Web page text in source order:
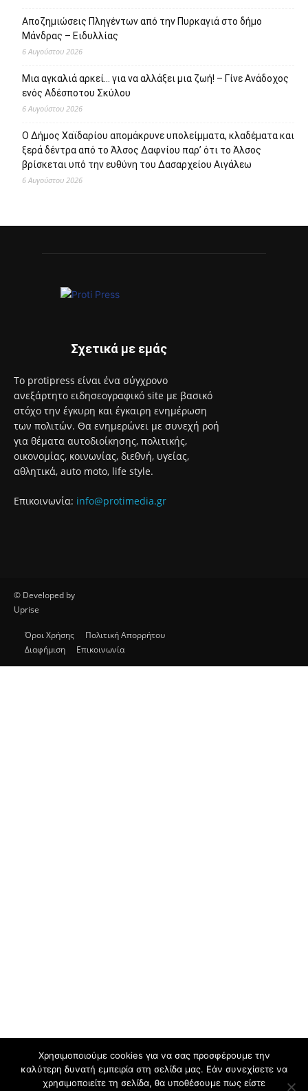
Αποζημιώσεις Πληγέντων από την Πυρκαγιά στο δήμο
Μάνδρας – Ειδυλλίας
6 Αυγούστου 2026
Μια αγκαλιά αρκεί… για να αλλάξει μια ζωή! – Γίνε Ανάδοχος
ενός Αδέσποτου Σκύλου
6 Αυγούστου 2026
Ο Δήμος Χαϊδαρίου απομάκρυνε υπολείμματα, κλαδέματα και
ξερά δέντρα από το Άλσος Δαφνίου παρ’ ότι το Άλσος
βρίσκεται υπό την ευθύνη του Δασαρχείου Αιγάλεω
6 Αυγούστου 2026
Σχετικά με εμάς
Το protipress είναι ένα σύγχρονο
ανεξάρτητο ειδησεογραφικό site με βασικό
στόχο την έγκυρη και έγκαιρη ενημέρωση
των πολιτών. Θα ενημερώνει με συνεχή ροή
για θέματα αυτοδιοίκησης, πολιτικής,
οικονομίας, κοινωνίας, διεθνή, υγείας,
αθλητικά, auto moto, life style.
Επικοινωνία: info@protimedia.gr
© Developed by
Uprise
Όροι Χρήσης
Πολιτική Απορρήτου
Διαφήμιση
Επικοινωνία
Χρησιμοποιούμε cookies για να σας προσφέρουμε την
καλύτερη δυνατή εμπειρία στη σελίδα μας. Εάν συνεχίσετε να
χρησιμοποιείτε τη σελίδα, θα υποθέσουμε πως είστε